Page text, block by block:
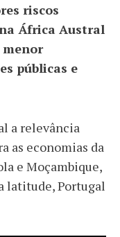
riscos
África Austral
menor
públicas e
a relevância
as economias da
e Moçambique,
latitude, Portugal